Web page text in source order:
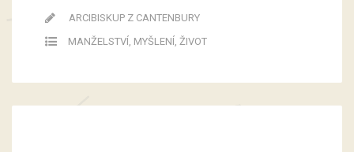
ARCIBISKUP Z CANTENBURY
MANŽELSTVÍ, MYŠLENÍ, ŽIVOT